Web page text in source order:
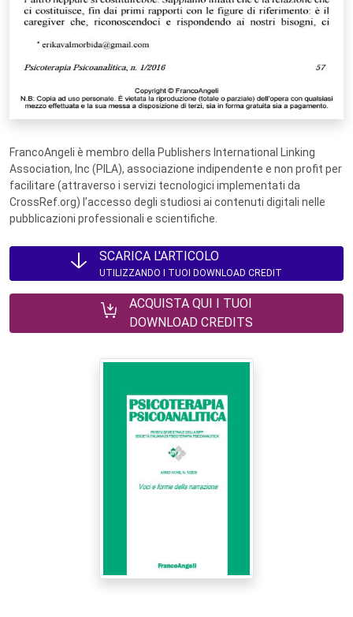
FrancoAngeli è membro della Publishers International Linking
Association, Inc (PILA), associazione indipendente e non profit per
facilitare (attraverso i servizi tecnologici implementati da
CrossRef.org) l’accesso degli studiosi ai contenuti digitali nelle
pubblicazioni professionali e scientifiche.
SCARICA L'ARTICOLO
UTILIZZANDO I TUOI DOWNLOAD CREDIT
ACQUISTA QUI I TUOI
DOWNLOAD CREDITS